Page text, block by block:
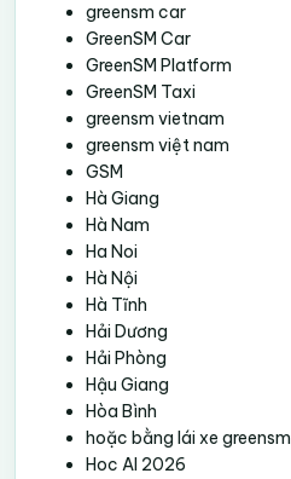
greensm car
GreenSM Car
GreenSM Platform
GreenSM Taxi
greensm vietnam
greensm việt nam
GSM
Hà Giang
Hà Nam
Ha Noi
Hà Nội
Hà Tĩnh
Hải Dương
Hải Phòng
Hậu Giang
Hòa Bình
hoặc bằng lái xe greensm
Hoc AI 2026